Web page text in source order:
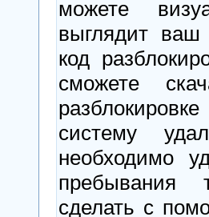
можете
выглядит ваш
код
сможете
систему
необходимо
пребывания
сделать с